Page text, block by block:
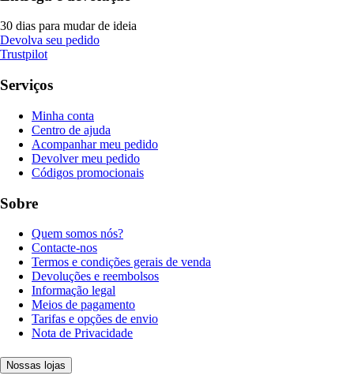
30 dias para mudar de ideia
Devolva seu pedido
Trustpilot
Serviços
Minha conta
Centro de ajuda
Acompanhar meu pedido
Devolver meu pedido
Códigos promocionais
Sobre
Quem somos nós?
Contacte-nos
Termos e condições gerais de venda
Devoluções e reembolsos
Informação legal
Meios de pagamento
Tarifas e opções de envio
Nota de Privacidade
Nossas lojas